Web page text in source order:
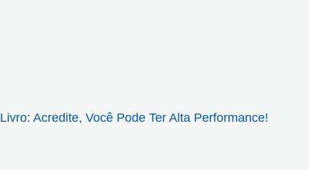
Livro: Acredite, Você Pode Ter Alta Performance!